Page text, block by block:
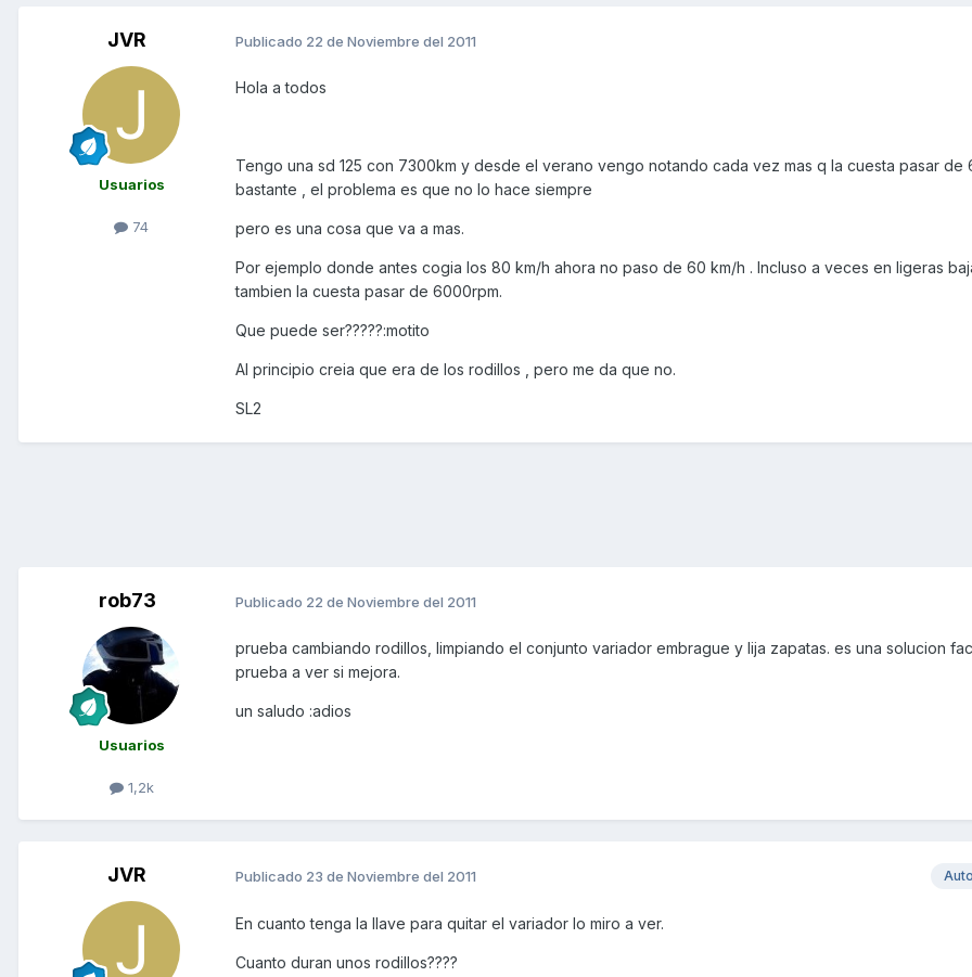
JVR
Usuarios
74
Publicado 22 de Noviembre del 2011
Hola a todos
Tengo una sd 125 con 7300km y desde el verano vengo notando cada vez mas q la cuesta pasar de
bastante , el problema es que no lo hace siempre
pero es una cosa que va a mas.
Por ejemplo donde antes cogia los 80 km/h ahora no paso de 60 km/h . Incluso a veces en ligeras
tambien la cuesta pasar de 6000rpm.
Que puede ser?????:motito
Al principio creia que era de los rodillos , pero me da que no.
SL2
rob73
Usuarios
1,2k
Publicado 22 de Noviembre del 2011
prueba cambiando rodillos, limpiando el conjunto variador embrague y lija zapatas. es una solucion
prueba a ver si mejora.
un saludo :adios
JVR Publicado 23 de Noviembre del 2011
En cuanto tenga la llave para quitar el variador lo miro a ver.
Cuanto duran unos rodillos????